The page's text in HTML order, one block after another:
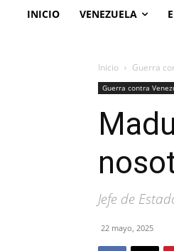
INICIO VENEZUELA
Inicio Guerra
Guerra contra
Jefe de
22 mayo, 2025